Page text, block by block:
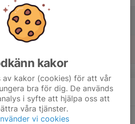
kakor
av kakor (cookies) för att vår
bra för dig. De används
i syfte att hjälpa oss att
våra tjänster.
vi cookies